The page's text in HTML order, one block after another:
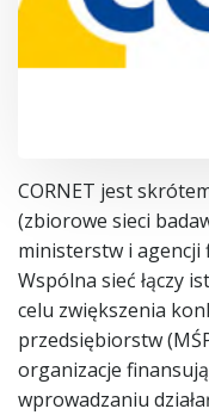
CORNET jest
(zbiorowe sieci
ministerstw i agencji
Wspólna sieć łączy
celu zwiększenia
przedsiębiorstw
organizacje
wprowadzaniu